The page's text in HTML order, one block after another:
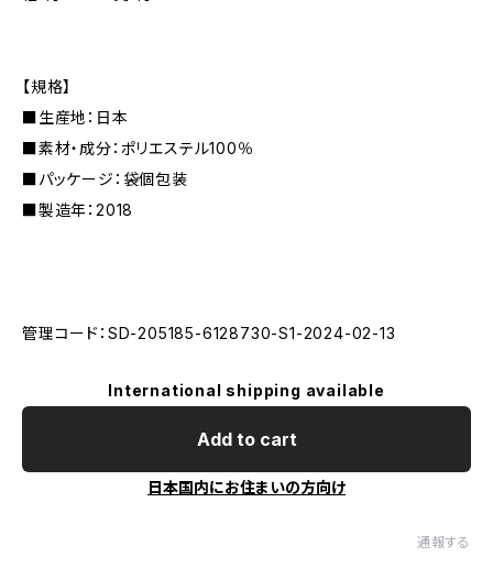
【規格】
■生産地：日本
■素材・成分：ポリエステル100％
■パッケージ：袋個包装
■製造年：2018
管理コード：SD-205185-6128730-S1-2024-02-13
International shipping available
Add to cart
日本国内にお住まいの方向け
通報する